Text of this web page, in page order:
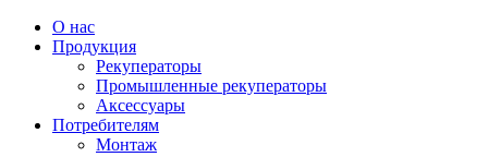
О нас
Продукция
Рекуператоры
Промышленные рекуператоры
Аксессуары
Потребителям
Монтаж